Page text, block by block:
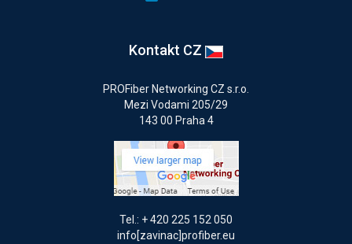
Kontakt CZ
PROFiber Networking CZ s.r.o.
Mezi Vodami 205/29
143 00 Praha 4
Tel.: + 420 225 152 050
info[zavinac]profiber.eu